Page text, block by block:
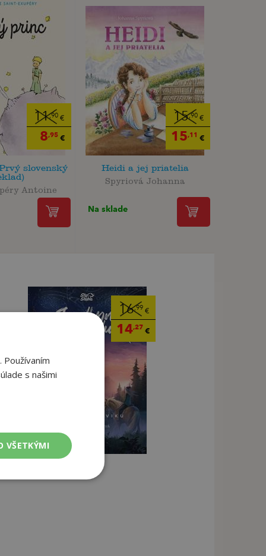
11,90 €
8,95 €
slovenský
Antoine
15,90€
15,11 €
Heidi a jej priatelia
Spyriová Johanna
Na sklade
16,99 €
14,27 €
s našimi
VŠETKÝMI